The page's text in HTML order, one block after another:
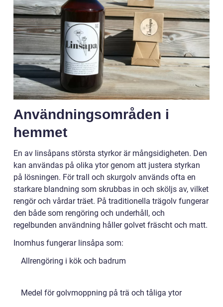
Användningsområden i
hemmet
En av linsåpans största styrkor är mångsidigheten. Den
kan användas på olika ytor genom att justera styrkan
på lösningen. För trall och skurgolv används ofta en
starkare blandning som skrubbas in och sköljs av, vilket
rengör och vårdar träet. På traditionella trägolv fungerar
den både som rengöring och underhåll, och
regelbunden användning håller golvet fräscht och matt.
Inomhus fungerar linsåpa som:
Allrengöring i kök och badrum
Medel för golvmoppning på trä och tåliga ytor